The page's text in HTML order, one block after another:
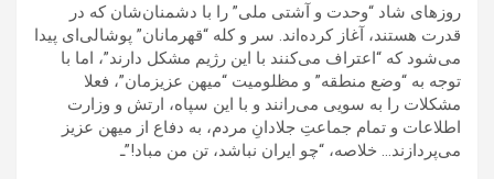
روزهای شاد “وحدت و آشتی ملی” را با دشمنان‌شان که در
قدرت هستند، آغاز کرده‌اند. سر و کله “قهرمانان” پوشالی‌ای پیدا
می‌شود که “اعتراف می‌کنند با این رژیم مشکل دارند”، اما با
توجه به “وضع منطقه” و مظلومیت “میهن عزیزمان”، فعلا
مشکلات را به سویی می‌رانند و با این سپاه، ارتش و وزارت
اطلاعات و تمام جماعتِ جلادانِ مردم، به دفاع از میهن عزیز
می‌پردازند… خلاصه، “چو ایران نباشد، تن من مباد!”ـ